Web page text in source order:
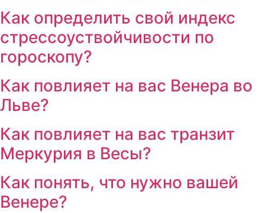
Как определить свой индекс
стрессоуствойчивости по
гороскопу?
Как повлияет на вас Венера во
Льве?
Как повлияет на вас транзит
Меркурия в Весы?
Как понять, что нужно вашей
Венере?